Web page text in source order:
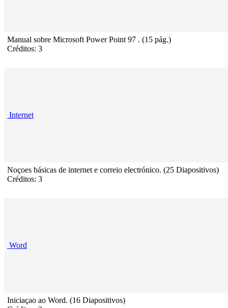
Manual sobre Microsoft Power Point 97 . (15 pág.)
Créditos: 3
Internet
Noçoes básicas de internet e correio electrónico. (25 Diapositivos)
Créditos: 3
Word
Iniciaçao ao Word. (16 Diapositivos)